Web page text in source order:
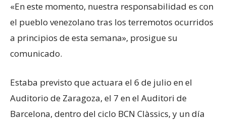
«En este momento, nuestra responsabilidad es con
el pueblo venezolano tras los terremotos ocurridos
a principios de esta semana», prosigue su
comunicado.
Estaba previsto que actuara el 6 de julio en el
Auditorio de Zaragoza, el 7 en el Auditori de
Barcelona, ​​dentro del ciclo BCN Clàssics, y un día